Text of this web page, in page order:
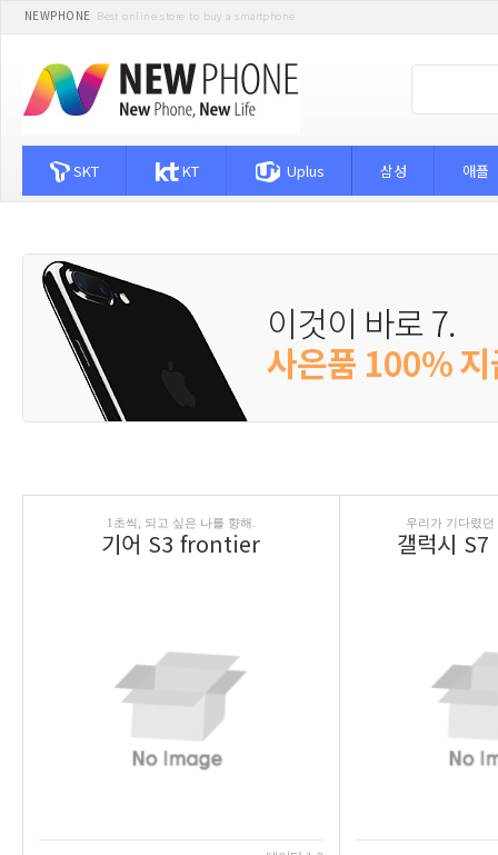
NEWPHONE Best online store to buy a smartphone
SKT KT Uplus 삼성 애플
1초씩, 되고 싶은 나를 향해.
기어 S3 frontier
우리가 기다렸
갤럭시 S7